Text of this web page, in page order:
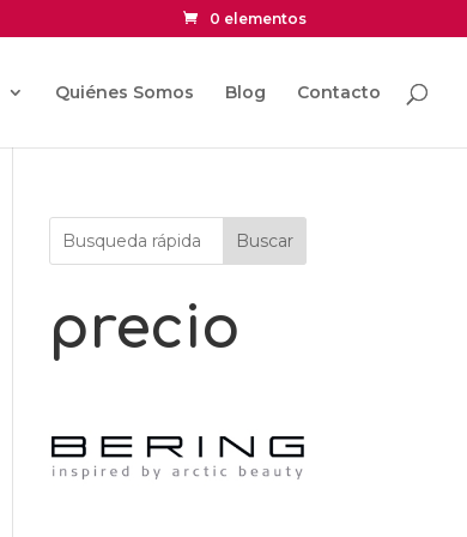
0 elementos
Quiénes Somos Blog Contacto
Buscar
precio